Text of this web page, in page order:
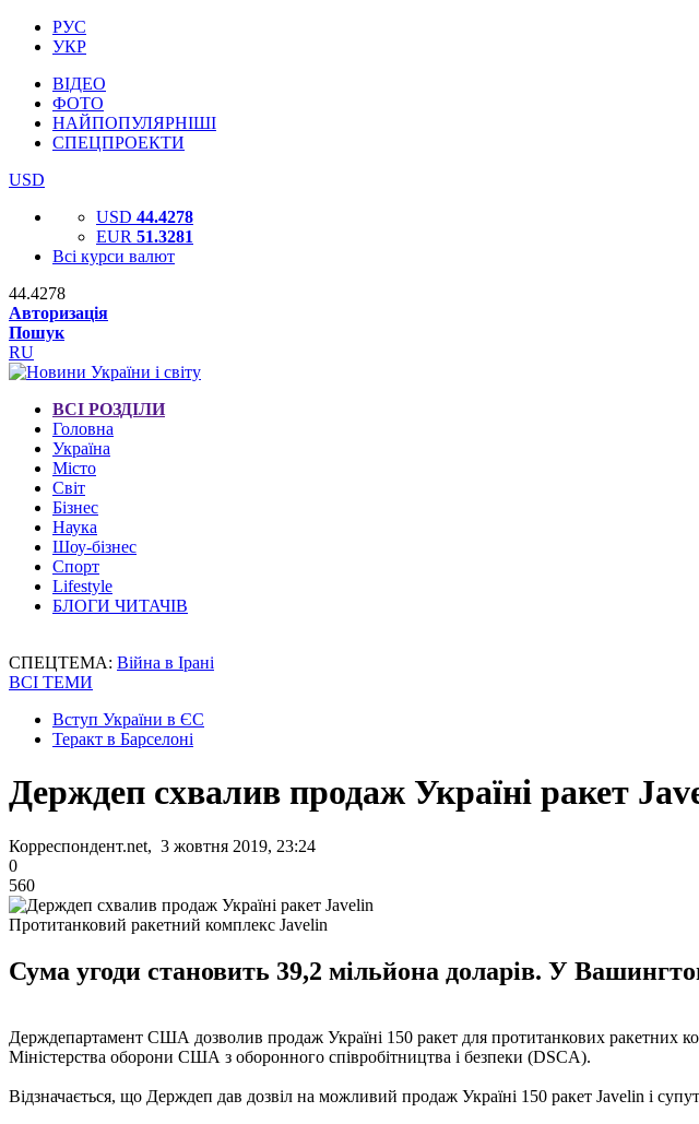
РУС
УКР
ВІДЕО
ФОТО
НАЙПОПУЛЯРНІШІ
СПЕЦПРОЕКТИ
USD
USD 44.4278
EUR 51.3281
Всі курси валют
44.4278
Авторизація
Пошук
RU
ВСІ РОЗДІЛИ
Головна
Україна
Місто
Світ
Бізнес
Наука
Шоу-бізнес
Спорт
Lifestyle
БЛОГИ ЧИТАЧІВ
СПЕЦТЕМА: Війна в Ірані
ВСІ ТЕМИ
Вступ України в ЄС
Теракт в Барселоні
Держдеп схвалив продаж Україні ракет
Корреспондент.net, 3 жовтня 2019, 23:24
0
560
Протитанковий ракетний комплекс Javelin
Сума угоди становить 39,2 мільйона доларів. У
Держдепартамент США дозволив продаж Україні 150 ракет для протитанкових ракетних
Міністерства оборони США з оборонного співробітництва і безпеки (DSCA).
Відзначається, що Держдеп дав дозвіл на можливий продаж Україні 150 ракет Javelin і